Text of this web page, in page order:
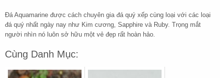
Đá Aquamarine được cách chuyên gia đá quý xếp cùng loại với các loại
đá quý nhất ngày nay như Kim cương, Sapphire và Ruby. Trọng mắt
người nhìn nó luôn sở hữu một vẻ đẹp rất hoàn hảo.
Cùng Danh Mục: